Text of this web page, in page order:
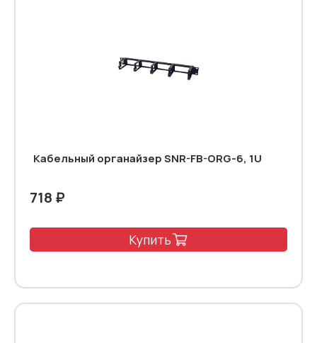
Кабельный органайзер SNR-FB-ORG-6, 1U
718 ₽
Купить